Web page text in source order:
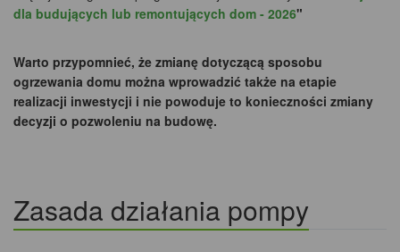
dla budujących lub remontujących dom - 2026"
Warto przypomnieć, że zmianę dotyczącą sposobu
ogrzewania domu można wprowadzić także na etapie
realizacji inwestycji i nie powoduje to konieczności zmiany
decyzji o pozwoleniu na budowę.
Zasada działania pompy